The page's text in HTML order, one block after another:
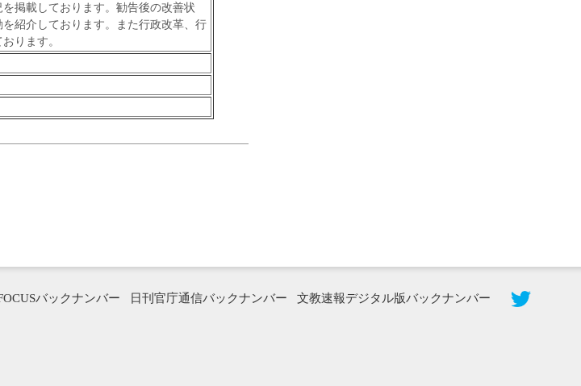
掲載しております。勧告後の改善状
紹介しております。また行政改革、行
ります。
バックナンバー 日刊官庁通信バックナンバー 文教速報デジタル版バックナンバー